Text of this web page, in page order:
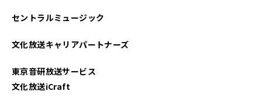
セントラルミュージック
文化放送キャリアパートナーズ
東京音研放送サービス
文化放送iCraft